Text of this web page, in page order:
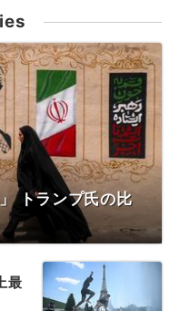
トランプ氏の比
最